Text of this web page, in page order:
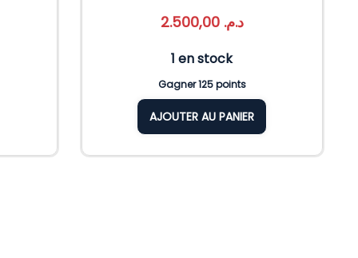
د.م. 2.500,00
1 en stock
Gagner 125 points
AJOUTER AU PANIER